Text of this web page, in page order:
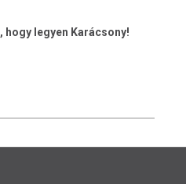
, hogy legyen Karácsony!